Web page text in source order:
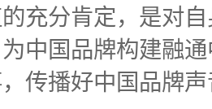
充分肯定，是对
中国品牌构建融
传播好中国品牌